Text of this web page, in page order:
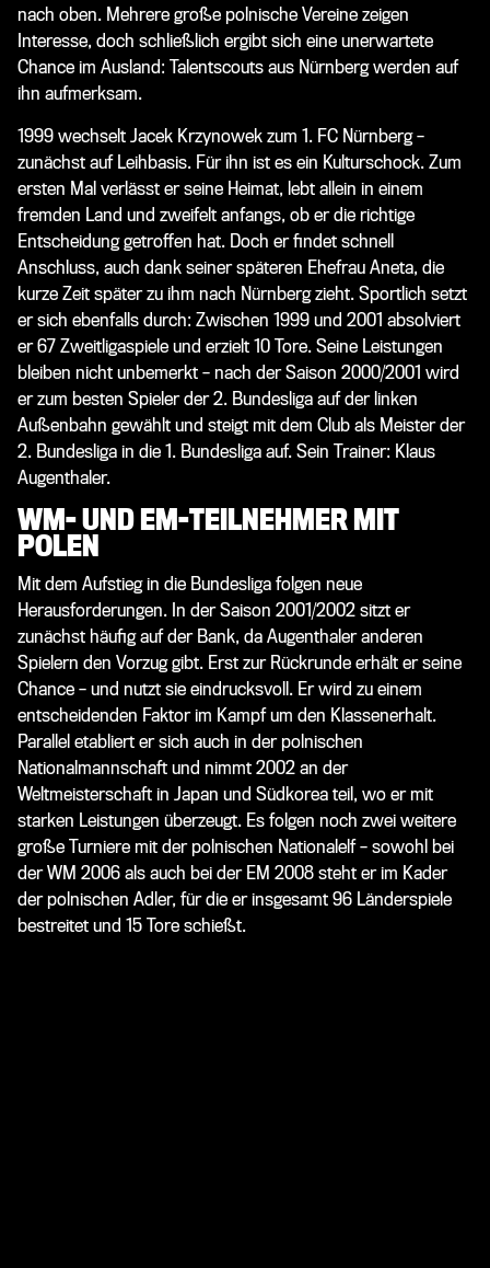
nach oben. Mehrere große polnische Vereine zeigen
Interesse, doch schließlich ergibt sich eine unerwartete
Chance im Ausland: Talentscouts aus Nürnberg werden auf
ihn aufmerksam.
1999 wechselt Jacek Krzynowek zum 1. FC Nürnberg –
zunächst auf Leihbasis. Für ihn ist es ein Kulturschock. Zum
ersten Mal verlässt er seine Heimat, lebt allein in einem
fremden Land und zweifelt anfangs, ob er die richtige
Entscheidung getroffen hat. Doch er findet schnell
Anschluss, auch dank seiner späteren Ehefrau Aneta, die
kurze Zeit später zu ihm nach Nürnberg zieht. Sportlich setzt
er sich ebenfalls durch: Zwischen 1999 und 2001 absolviert
er 67 Zweitligaspiele und erzielt 10 Tore. Seine Leistungen
bleiben nicht unbemerkt – nach der Saison 2000/2001 wird
er zum besten Spieler der 2. Bundesliga auf der linken
Außenbahn gewählt und steigt mit dem Club als Meister der
2. Bundesliga in die 1. Bundesliga auf. Sein Trainer: Klaus
Augenthaler.
WM- UND EM-TEILNEHMER MIT
POLEN
Mit dem Aufstieg in die Bundesliga folgen neue
Herausforderungen. In der Saison 2001/2002 sitzt er
zunächst häufig auf der Bank, da Augenthaler anderen
Spielern den Vorzug gibt. Erst zur Rückrunde erhält er seine
Chance – und nutzt sie eindrucksvoll. Er wird zu einem
entscheidenden Faktor im Kampf um den Klassenerhalt.
Parallel etabliert er sich auch in der polnischen
Nationalmannschaft und nimmt 2002 an der
Weltmeisterschaft in Japan und Südkorea teil, wo er mit
starken Leistungen überzeugt. Es folgen noch zwei weitere
große Turniere mit der polnischen Nationalelf – sowohl bei
der WM 2006 als auch bei der EM 2008 steht er im Kader
der polnischen Adler, für die er insgesamt 96 Länderspiele
bestreitet und 15 Tore schießt.